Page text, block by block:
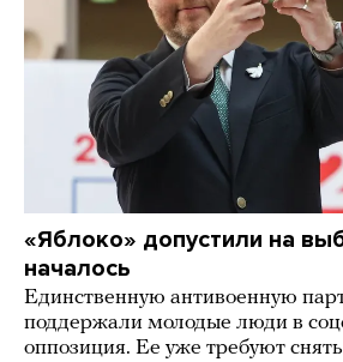
«Яблоко» допустили на
началось
Единственную антивоенную
поддержали молодые люди в
оппозиция. Ее уже требуют